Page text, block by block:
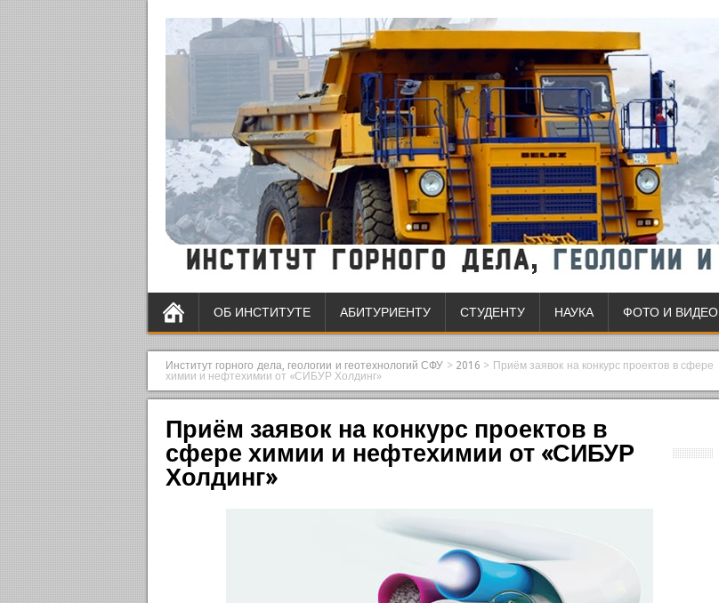
ОБ ИНСТИТУТЕ АБИТУРИЕНТУ СТУДЕНТУ НАУКА ФОТО И ВИДЕО
Институт горного дела, геологии и геотехнологий СФУ > 2016 > Приём заявок на конкурс проектов в сфере
химии и нефтехимии от «СИБУР Холдинг»
Приём заявок на конкурс проектов в
сфере химии и нефтехимии от «СИБУР
Холдинг»